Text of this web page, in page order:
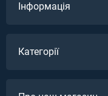
Інформація
Категорії